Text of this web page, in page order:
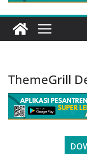
ThemeGrill